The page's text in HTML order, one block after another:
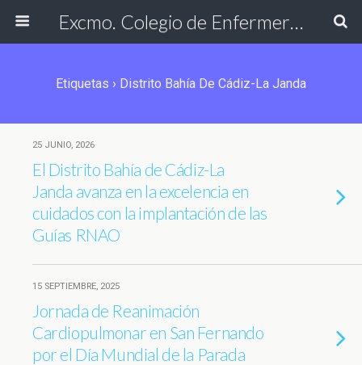
Excmo. Colegio de Enfermería de Cádiz
Etiquetas › Distrito Bahía De Cádiz-La Janda
25 JUNIO, 2026
El Distrito Bahía de Cádiz-La
Janda avanza en la excelencia en
cuidados con la implantación de las
Guías RNAO
15 SEPTIEMBRE, 2025
Jornada de Reanimación
Cardiopulmonar en San Fernando
por el Día Mundial de la Parada